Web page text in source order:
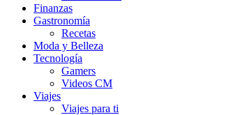
Finanzas
Gastronomía
Recetas
Moda y Belleza
Tecnología
Gamers
Videos CM
Viajes
Viajes para ti